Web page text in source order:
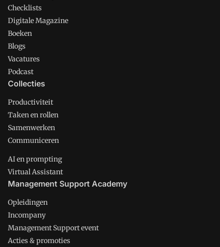
Checklists
Digitale Magazine
Boeken
Blogs
Vacatures
Podcast
Collecties
Productiviteit
Taken en rollen
Samenwerken
Communiceren
AI en prompting
Virtual Assistant
Management Support Academy
Opleidingen
Incompany
Management Support event
Acties & promoties